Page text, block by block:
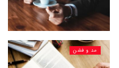
مد و فشن